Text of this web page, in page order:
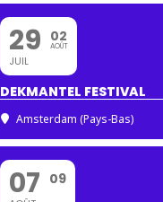
29
JUIL
02
AOÛT
DEKMANTEL FESTIVAL
Amsterdam (Pays-Bas)
07 09